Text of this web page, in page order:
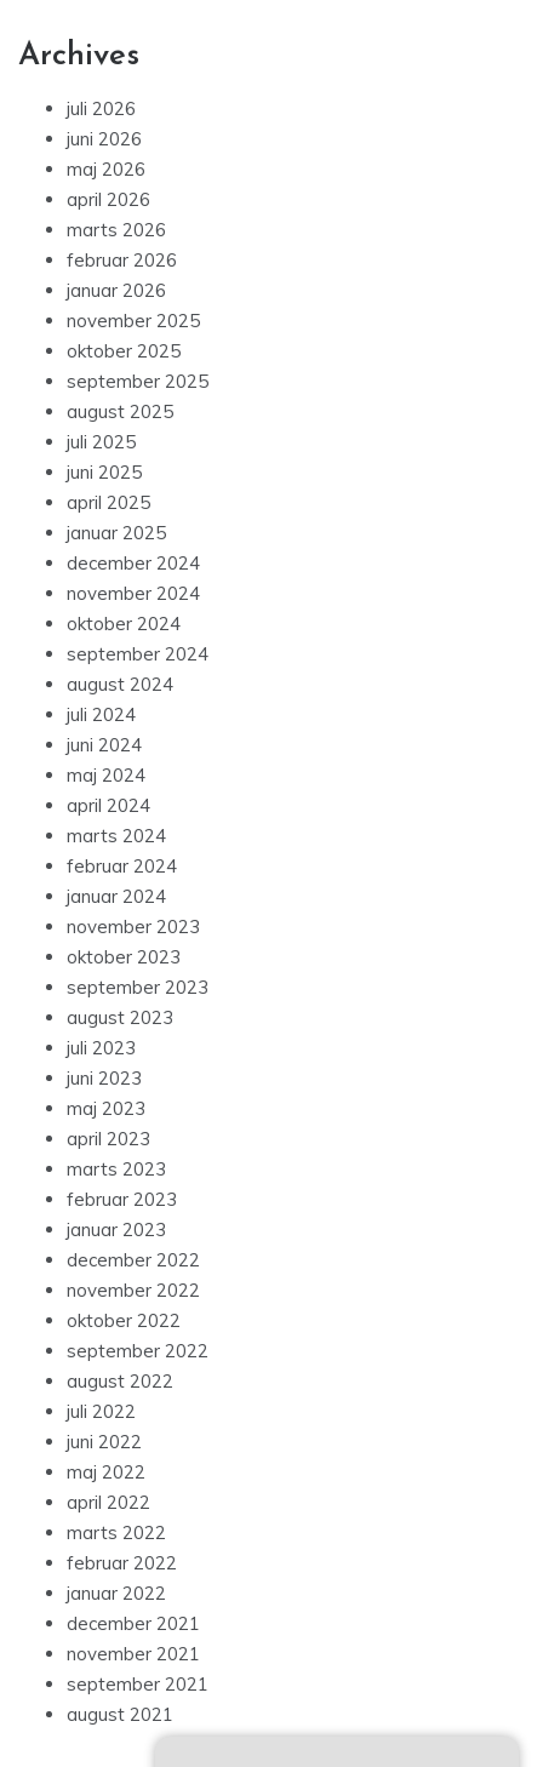
Archives
juli 2026
juni 2026
maj 2026
april 2026
marts 2026
februar 2026
januar 2026
november 2025
oktober 2025
september 2025
august 2025
juli 2025
juni 2025
april 2025
januar 2025
december 2024
november 2024
oktober 2024
september 2024
august 2024
juli 2024
juni 2024
maj 2024
april 2024
marts 2024
februar 2024
januar 2024
november 2023
oktober 2023
september 2023
august 2023
juli 2023
juni 2023
maj 2023
april 2023
marts 2023
februar 2023
januar 2023
december 2022
november 2022
oktober 2022
september 2022
august 2022
juli 2022
juni 2022
maj 2022
april 2022
marts 2022
februar 2022
januar 2022
december 2021
november 2021
september 2021
august 2021